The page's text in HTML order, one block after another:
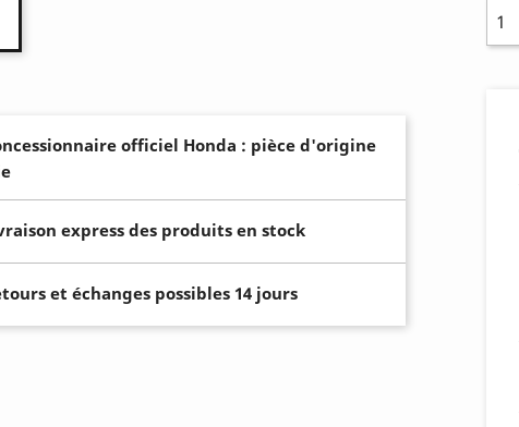
officiel Honda : pièce d'origine
express des produits en stock
et échanges possibles 14 jours